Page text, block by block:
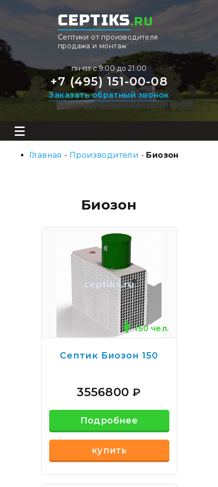
CEPTIKS.RU
Септики от производителя
продажа и монтаж
пн-пт с 9:00 до 21:00
+7 (495) 151-00-08
Заказать обратный звонок
Главная - Производители - Биозон
Биозон
150 чел.
Септик Биозон 150
3556800₽
Подробнее
купить